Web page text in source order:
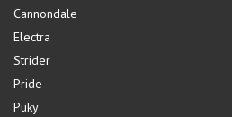
Cannondale
Electra
Strider
Pride
Puky